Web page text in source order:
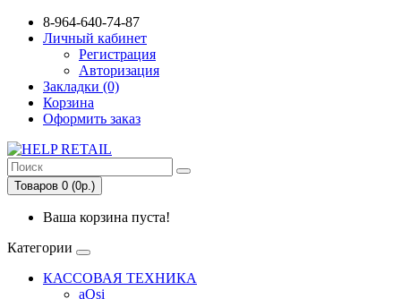
8-964-640-74-87
Личный кабинет
Регистрация
Авторизация
Закладки (0)
Корзина
Оформить заказ
Товаров 0 (0р.)
Ваша корзина пуста!
Категории
КАССОВАЯ ТЕХНИКА
aQsi